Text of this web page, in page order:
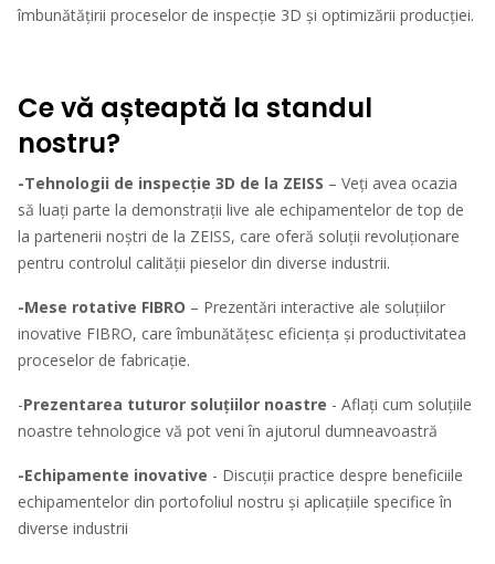
îmbunătățirii proceselor de inspecție 3D și optimizării producției.
Ce vă așteaptă la standul
nostru?
-Tehnologii de inspecție 3D de la ZEISS – Veți avea ocazia
să luați parte la demonstrații live ale echipamentelor de top de
la partenerii noștri de la ZEISS, care oferă soluții revoluționare
pentru controlul calității pieselor din diverse industrii.
-Mese rotative FIBRO – Prezentări interactive ale soluțiilor
inovative FIBRO, care îmbunătățesc eficiența și productivitatea
proceselor de fabricație.
-Prezentarea tuturor soluțiilor noastre - Aflați cum soluțiile
noastre tehnologice vă pot veni în ajutorul dumneavoastră
-Echipamente inovative - Discuții practice despre beneficiile
echipamentelor din portofoliul nostru și aplicațiile specifice în
diverse industrii